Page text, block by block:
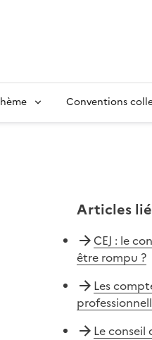
Conventions
Articles
CEJ : le
être rompu ?
Les
Le